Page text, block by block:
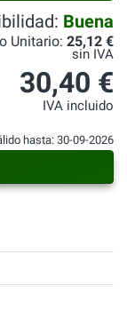
Buena
Unitario: 25,12 €
sin IVA
30,40 €
IVA incluido
hasta: 30-09-2026